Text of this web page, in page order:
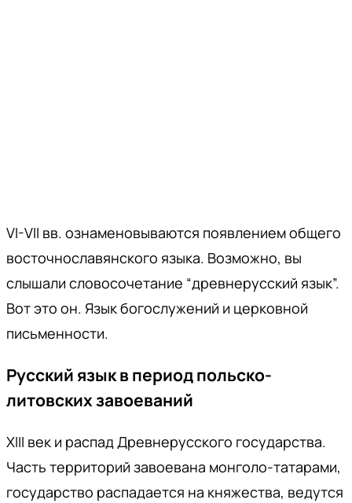
VI-VII вв. ознаменовываются появлением общего
восточнославянского языка. Возможно, вы
слышали словосочетание “древнерусский язык”.
Вот это он. Язык богослужений и церковной
письменности.
Русский язык в период польско-
литовских завоеваний
XIII век и распад Древнерусского государства.
Часть территорий завоевана монголо-татарами,
государство распадается на княжества, ведутся